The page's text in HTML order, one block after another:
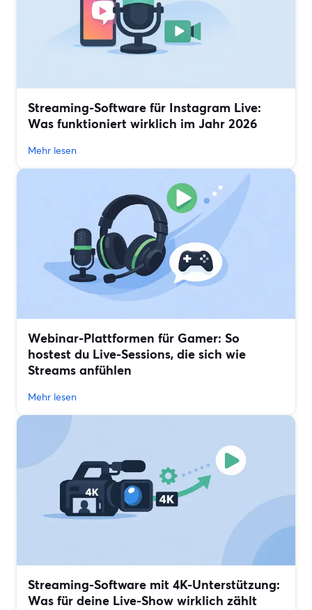
Streaming-Software für Instagram Live:
Was funktioniert wirklich im Jahr 2026
Mehr lesen
Webinar-Plattformen für Gamer: So
hostest du Live-Sessions, die sich wie
Streams anfühlen
Mehr lesen
Streaming-Software mit 4K-Unterstützung:
Was für deine Live-Show wirklich zählt